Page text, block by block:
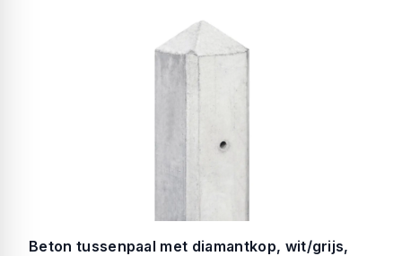
Beton tussenpaal met diamantkop, wit/grijs,